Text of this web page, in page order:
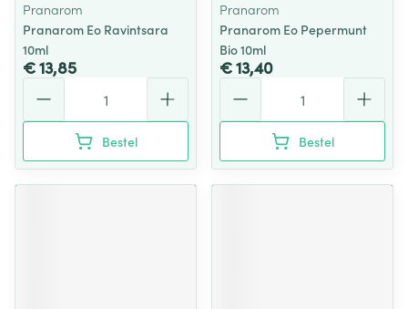
Pranarom
Pranarom Eo Ravintsara
10ml
€ 13,85
Bestel
Pranarom
Pranarom Eo Pepermunt
Bio 10ml
€ 13,40
Bestel